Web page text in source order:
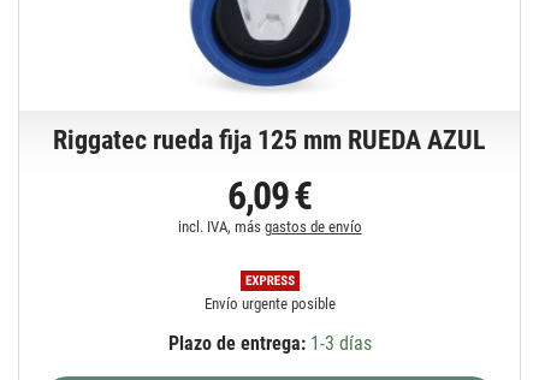
Riggatec rueda fija 125 mm RUEDA AZUL
6,09 €
incl. IVA, más gastos de envío
Envío urgente posible
Plazo de entrega:1-3 días